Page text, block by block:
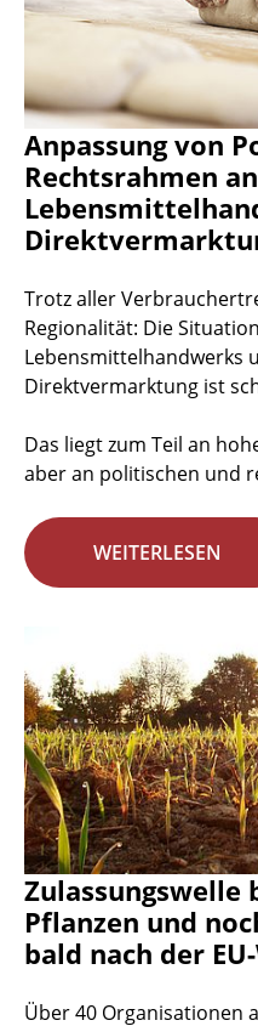
Anpassung von
Rechtsrahmen
Trotz aller
Regionalität: Die
Lebensmittelhandwerks
Direktvermarktung ist
Das liegt zum Teil an
aber an politischen und
WEITERLESEN
Zulassungswelle
Pflanzen und
bald nach der
Über 40 Organisationen